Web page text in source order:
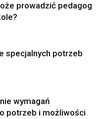
prowadzić pedagog
specjalnych potrzeb
wymagań
potrzeb i możliwości